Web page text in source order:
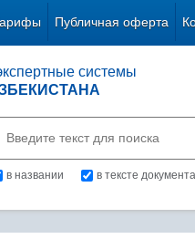
Публичная оферта
системы
в названии в тексте документа